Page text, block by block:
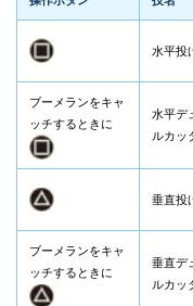
水平投
ブーメランをキャ
ッチするときに
水平デ
ルカッ
垂直投
ブーメランをキャ
ッチするときに
垂直デ
ルカッ